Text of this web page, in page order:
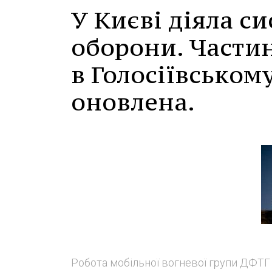
У Києві діяла
оборони.
в
оновлена.
Робота мобільної вогневої групи